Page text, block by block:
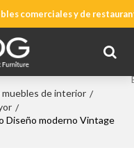
comerciales y de
muebles de interior /
/
Diseño moderno Vintage